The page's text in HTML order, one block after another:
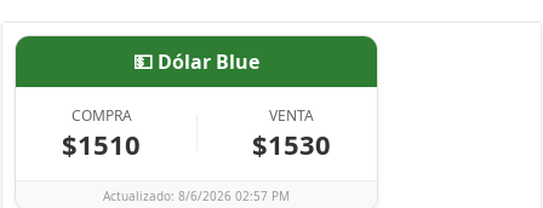
💵 Dólar Blue
COMPRA
$1510
VENTA
$1530
Actualizado: 8/6/2026 02:57 PM